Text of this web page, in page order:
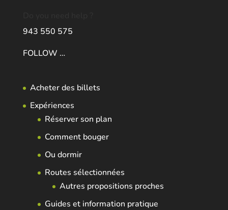
943 550 575
FOLLOW …
Acheter des billets
Expériences
Réserver son plan
Comment bouger
Ou dormir
Routes sélectionnées
Autres propositions proches
Guides et information pratique